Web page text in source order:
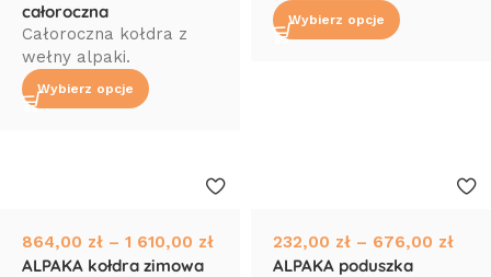
całoroczna
Całoroczna kołdra z
wełny alpaki.
Wybierz opcje
Wybierz opcje
864,00 zł – 1 610,00 zł
ALPAKA kołdra zimowa
232,00 zł – 676,00 zł
ALPAKA poduszka